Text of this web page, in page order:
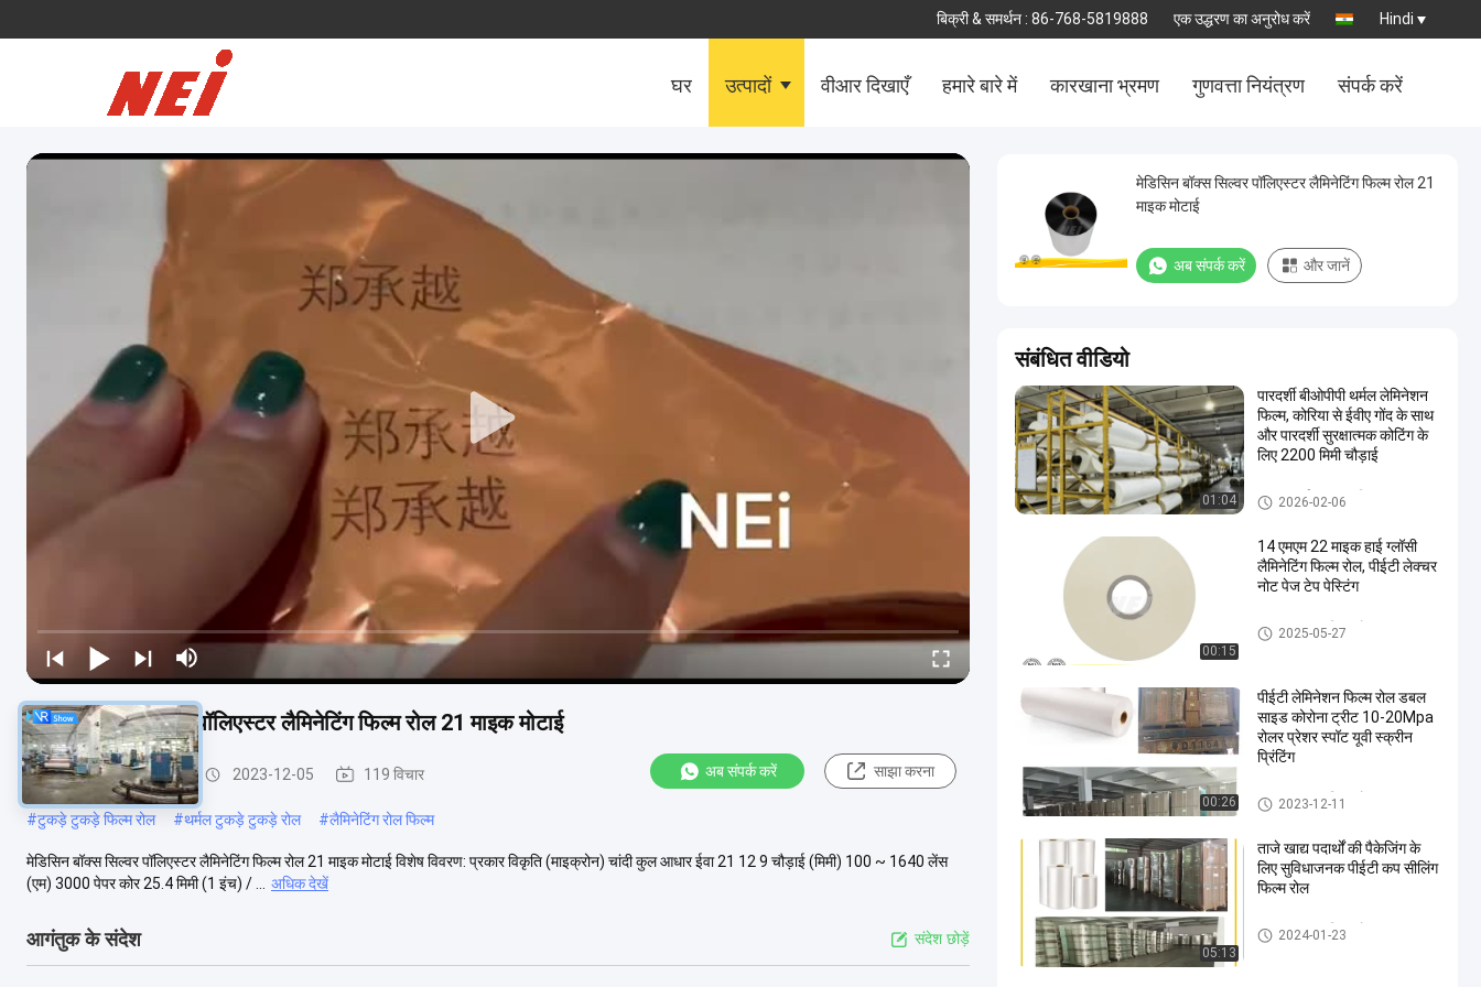
बिक्री & समर्थन : 86-768-5819888 एक उद्धरण का अनुरोध करें Hindi
घर उत्पादों वीआर दिखाएँ हमारे बारे में कारखाना भ्रमण गुणवत्ता नियंत्रण संपर्क करें
मेडिसिन बॉक्स सिल्वर पॉलिएस्टर लैमिनेटिंग फिल्म रोल 21 माइक मोटाई
Laminating फिल्म रोल 2023-12-05 119 विचार अब संपर्क करें साझा करना
#टुकड़े टुकड़े फिल्म रोल #थर्मल टुकड़े टुकड़े रोल #लैमिनेटिंग रोल फिल्म
मेडिसिन बॉक्स सिल्वर पॉलिएस्टर लैमिनेटिंग फिल्म रोल 21 माइक मोटाई विशेष विवरण: प्रकार विकृति (माइक्रोन) चांदी कुल आधार ईवा 21 12 9 चौड़ाई (मिमी) 100 ~ 1640 लेंस
(एम) 3000 पेपर कोर 25.4 मिमी (1 इंच) / ...
अधिक देखें
आगंतुक के संदेश संदेश छोड़ें
मेडिसिन बॉक्स सिल्वर पॉलिएस्टर लैमिनेटिंग फिल्म रोल 21
माइक मोटाई
अब संपर्क करें और जानें
संबंधित वीडियो
01:04
पारदर्शी बीओपीपी थर्मल लेमिनेशन
फिल्म, कोरिया से ईवीए गोंद के साथ
और पारदर्शी सुरक्षात्मक कोटिंग के
लिए 2200 मिमी चौड़ाई
BOPP थर्मल फाड़ना फिल्म
2026-02-06
00:15
14 एमएम 22 माइक हाई ग्लॉसी
लैमिनेटिंग फिल्म रोल, पीईटी लेक्चर
नोट पेज टेप पेस्टिंग
Laminating फिल्म रोल
2025-05-27
00:26
पीईटी लेमिनेशन फिल्म रोल डबल
साइड कोरोना ट्रीट 10-20Mpa
रोलर प्रेशर स्पॉट यूवी स्क्रीन
प्रिंटिंग
Laminating फिल्म रोल
2023-12-11
05:13
ताजे खाद्य पदार्थों की पैकेजिंग के
लिए सुविधाजनक पीईटी कप सीलिंग
फिल्म रोल
Laminating फिल्म रोल
2024-01-23